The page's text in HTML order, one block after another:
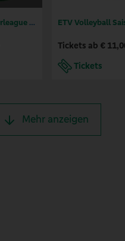
Bonn Capitals - Interleague Baseball 2026
Tickets ab €
Tickets
Mehr anzeigen